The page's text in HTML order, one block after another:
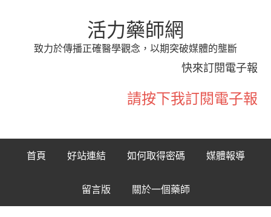
活力藥師網
致力於傳播正確醫學觀念，以期突破媒體的壟斷
快來訂閱電子報
請按下我訂閱電子報
首頁 好站連結 如何取得密碼 媒體報導
留言版 關於一個藥師